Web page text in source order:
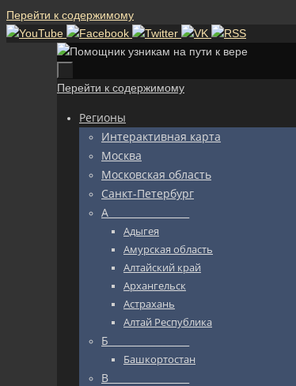
Перейти к содержимому
Перейти к содержимому
Регионы
Интерактивная карта
Москва
Московская область
Санкт-Петербург
А_________________
Адыгея
Амурская область
Алтайский край
Архангельск
Астрахань
Алтай Республика
Б_________________
Башкортостан
В_________________